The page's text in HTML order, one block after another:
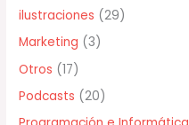
ilustraciones (29)
Marketing (3)
Otros (17)
Podcasts (20)